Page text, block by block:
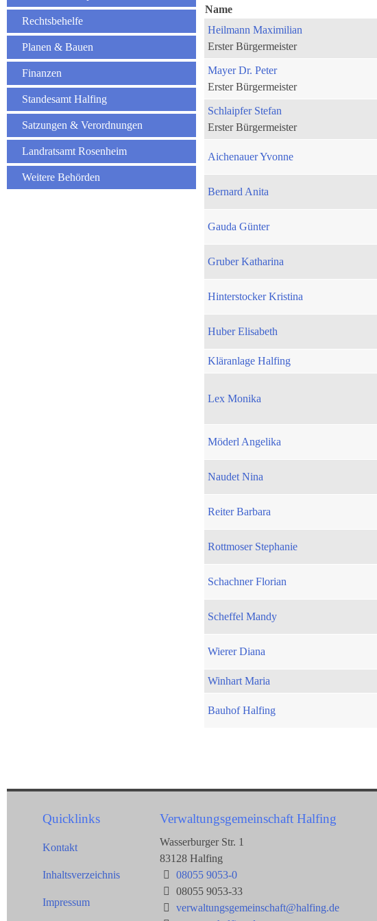
Rechtsbehelfe
Planen & Bauen
Finanzen
Standesamt Halfing
Satzungen & Verordnungen
Landratsamt Rosenheim
Weitere Behörden
Name
Heilmann Maximilian
Erster Bürgermeister
Mayer Dr. Peter
Erster Bürgermeister
Schlaipfer Stefan
Erster Bürgermeister
Aichenauer Yvonne
Bernard Anita
Gauda Günter
Gruber Katharina
Hinterstocker Kristina
Huber Elisabeth
Kläranlage Halfing
Lex Monika
Möderl Angelika
Naudet Nina
Reiter Barbara
Rottmoser Stephanie
Schachner Florian
Scheffel Mandy
Wierer Diana
Winhart Maria
Bauhof Halfing
Quicklinks
Kontakt
Inhaltsverzeichnis
Impressum
Verwaltungsgemeinschaft Halfing
Wasserburger Str. 1
83128 Halfing
08055 9053-0
08055 9053-33
verwaltungsgemeinschaft@halfing.de